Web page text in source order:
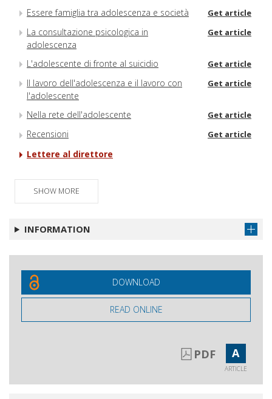
Essere famiglia tra adolescenza e società Get article
La consultazione psicologica in
adolescenza
Get article
L'adolescente di fronte al suicidio Get article
Il lavoro dell'adolescenza e il lavoro con
l'adolescente
Get article
Nella rete dell'adolescente Get article
Recensioni Get article
Lettere al direttore
SHOW MORE
INFORMATION
DOWNLOAD
READ ONLINE
PDF A
ARTICLE